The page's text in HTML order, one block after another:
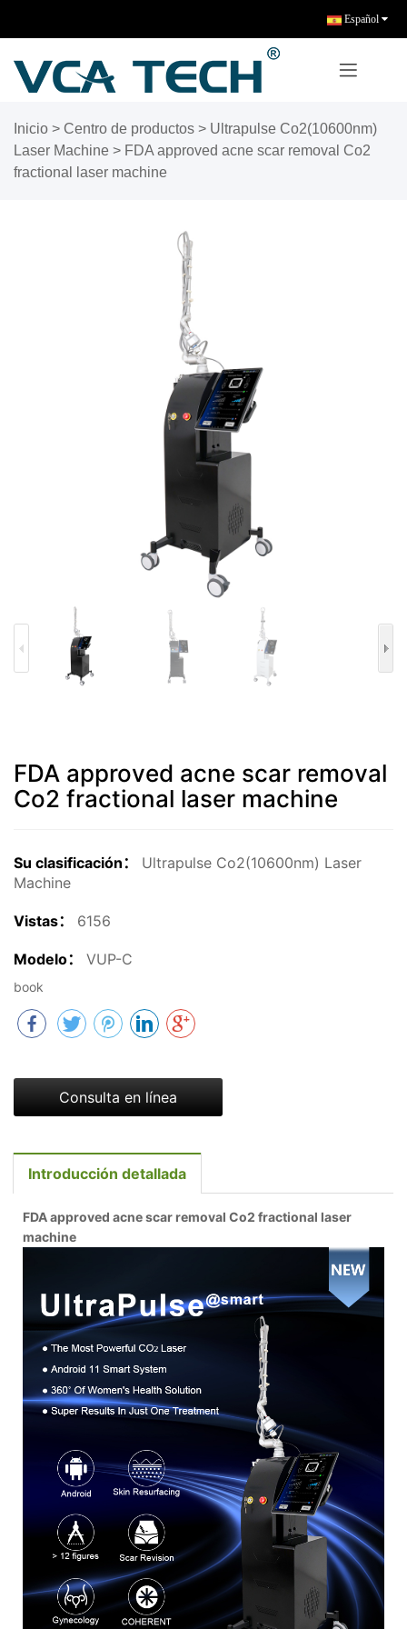
Español
Inicio > Centro de productos > Ultrapulse Co2(10600nm)
Laser Machine > FDA approved acne scar removal Co2
fractional laser machine
FDA approved acne scar removal
Co2 fractional laser machine
Su clasificación：
Ultrapulse Co2(10600nm) Laser
Machine
Vistas： 6156
Modelo： VUP-C
book
Consulta en línea
Introducción detallada
FDA approved acne scar removal Co2 fractional laser
machine